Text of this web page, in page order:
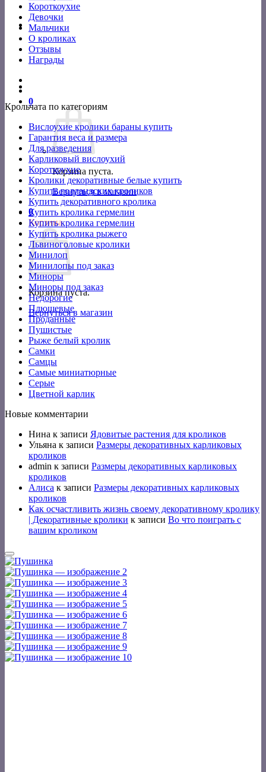
Короткоухие
Девочки
Мальчики
О кроликах
Отзывы
Награды
0
Корзина пуста.
Вернуться в магазин
0
Корзина
Корзина пуста.
Вернуться в магазин
Крольчата по категориям
Вислоухие кролики бараны купить
Гарантия веса и размера
Для разведения
Карликовый вислоухий
Короткоухие
Кролики декоративные белые купить
Купить голландских кроликов
Купить декоративного кролика
Купить кролика гермелин
Купить кролика гермелин
Купить кролика рыжего
Львиноголовые кролики
Минилоп
Минилопы под заказ
Миноры
Миноры под заказ
Недорогие
Плюшевые
Проданные
Пушистые
Рыже белый кролик
Самки
Самцы
Самые миниатюрные
Серые
Цветной карлик
Новые комментарии
Нина к записи Ядовитые растения для кроликов
Ульяна к записи Размеры декоративных карликовых
кроликов
admin к записи Размеры декоративных карликовых
кроликов
Алиса к записи Размеры декоративных карликовых
кроликов
Как осчастливить жизнь своему декоративному кролику
| Декоративные кролики к записи Во что поиграть с
вашим кроликом